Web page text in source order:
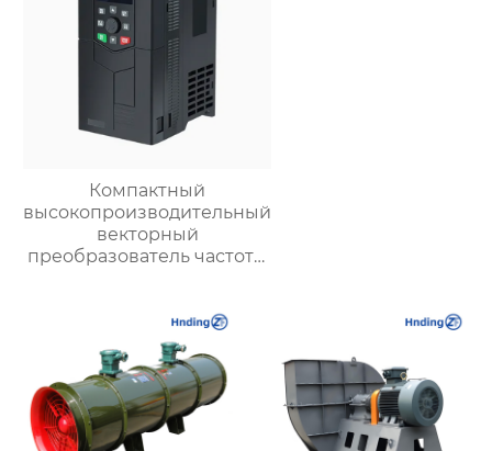
Компактный
высокопроизводительный
векторный
преобразователь частоты